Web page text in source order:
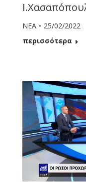
ΝΕΑ
25/02/2022
περισσότερα